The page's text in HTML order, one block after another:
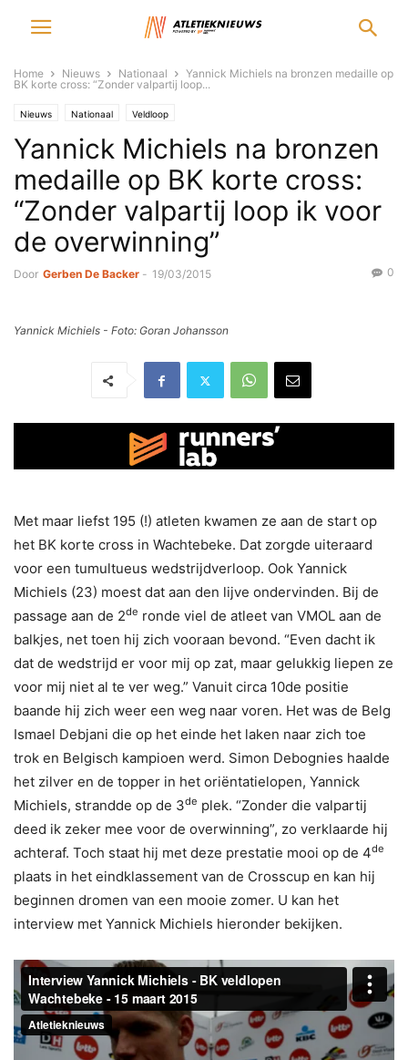
Home Nieuws Nationaal
Yannick Michiels na bronzen medaille op
BK korte cross: “Zonder valpartij loop...
Nieuws Nationaal Veldloop
Yannick Michiels na bronzen
medaille op BK korte cross:
“Zonder valpartij loop ik voor
de overwinning”
Door Gerben De Backer - 19/03/2015 0
Yannick Michiels - Foto: Goran Johansson
Met maar liefst 195 (!) atleten kwamen ze aan de start op
het BK korte cross in Wachtebeke. Dat zorgde uiteraard
voor een tumultueus wedstrijdverloop. Ook Yannick
Michiels (23) moest dat aan den lijve ondervinden. Bij de
passage aan de 2de ronde viel de atleet van VMOL aan de
balkjes, net toen hij zich vooraan bevond. “Even dacht ik
dat de wedstrijd er voor mij op zat, maar gelukkig liepen ze
voor mij niet al te ver weg.” Vanuit circa 10de positie
baande hij zich weer een weg naar voren. Het was de Belg
Ismael Debjani die op het einde het laken naar zich toe
trok en Belgisch kampioen werd. Simon Debognies haalde
het zilver en de topper in het oriëntatielopen, Yannick
Michiels, strandde op de 3de plek. “Zonder die valpartij
deed ik zeker mee voor de overwinning”, zo verklaarde hij
achteraf. Toch staat hij met deze prestatie mooi op de 4de
plaats in het eindklassement van de Crosscup en kan hij
beginnen dromen van een mooie zomer. U kan het
interview met Yannick Michiels hieronder bekijken.